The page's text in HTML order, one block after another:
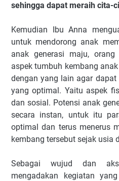
sehingga dapat meraih cita-
Kemudian Ibu Anna
untuk mendorong anak
anak generasi maju,
aspek tumbuh kembang
dengan yang lain agar
yang optimal. Yaitu aspek
dan sosial. Potensi anak
secara instan, untuk itu
optimal dan terus menerus
kembang tersebut sejak usia
Sebagai wujud dan
mengadakan kegiatan